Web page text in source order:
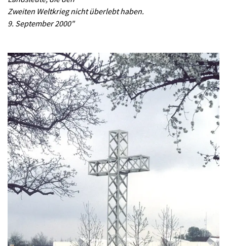
Zweiten Weltkrieg nicht überlebt haben.
9. September 2000"